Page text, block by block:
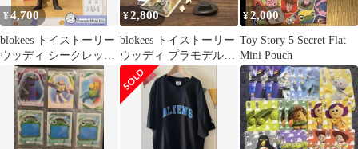
¥4,700
blokees トイストーリー
ウッディ シークレット
ブロッキーズsecret
¥2,800
blokees トイストーリー
ウッディ プラモデル
ブロッキーズsecret
¥2,000
Toy Story 5 Secret Flat
Mini Pouch